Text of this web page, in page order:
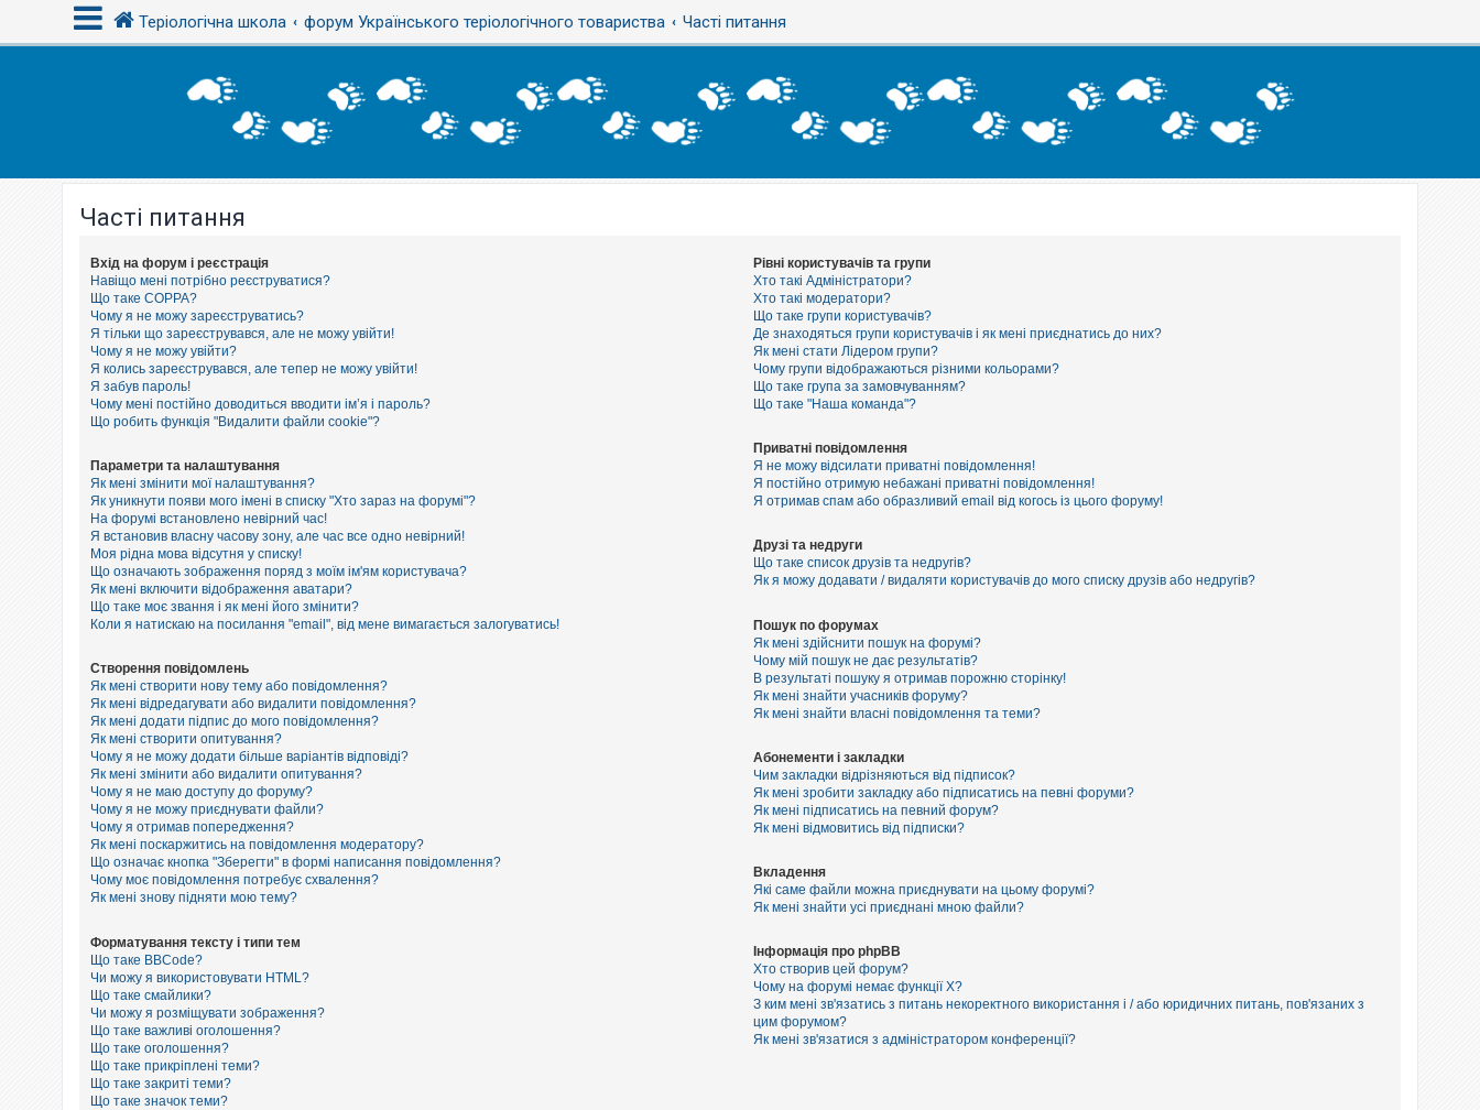
Теріологічна школа форум Українського теріологічного товариства Часті питання
Часті питання
Вхід на форум і реєстрація
Навіщо мені потрібно реєструватися?
Що таке COPPA?
Чому я не можу зареєструватись?
Я тільки що зареєструвався, але не можу увійти!
Чому я не можу увійти?
Я колись зареєструвався, але тепер не можу увійти!
Я забув пароль!
Чому мені постійно доводиться вводити ім’я і пароль?
Що робить функція "Видалити файли cookie"?
Параметри та налаштування
Як мені змінити мої налаштування?
Як уникнути появи мого імені в списку "Хто зараз на форумі"?
На форумі встановлено невірний час!
Я встановив власну часову зону, але час все одно невірний!
Моя рідна мова відсутня у списку!
Що означають зображення поряд з моїм ім'ям користувача?
Як мені включити відображення аватари?
Що таке моє звання і як мені його змінити?
Коли я натискаю на посилання "email", від мене вимагається залогуватись!
Створення повідомлень
Як мені створити нову тему або повідомлення?
Як мені відредагувати або видалити повідомлення?
Як мені додати підпис до мого повідомлення?
Як мені створити опитування?
Чому я не можу додати більше варіантів відповіді?
Як мені змінити або видалити опитування?
Чому я не маю доступу до форуму?
Чому я не можу приєднувати файли?
Чому я отримав попередження?
Як мені поскаржитись на повідомлення модератору?
Що означає кнопка "Зберегти" в формі написання повідомлення?
Чому моє повідомлення потребує схвалення?
Як мені знову підняти мою тему?
Форматування тексту і типи тем
Що таке BBCode?
Чи можу я використовувати HTML?
Що таке смайлики?
Чи можу я розміщувати зображення?
Що таке важливі оголошення?
Що таке оголошення?
Що таке прикріплені теми?
Що таке закриті теми?
Що таке значок теми?
Рівні користувачів та групи
Хто такі Адміністратори?
Хто такі модератори?
Що таке групи користувачів?
Де знаходяться групи користувачів і як мені приєднатись до них?
Як мені стати Лідером групи?
Чому групи відображаються різними кольорами?
Що таке група за замовчуванням?
Що таке "Наша команда"?
Приватні повідомлення
Я не можу відсилати приватні повідомлення!
Я постійно отримую небажані приватні повідомлення!
Я отримав спам або образливий email від когось із цього форуму!
Друзі та недруги
Що таке список друзів та недругів?
Як я можу додавати / видаляти користувачів до мого списку друзів або недругів?
Пошук по форумах
Як мені здійснити пошук на форумі?
Чому мій пошук не дає результатів?
В результаті пошуку я отримав порожню сторінку!
Як мені знайти учасників форуму?
Як мені знайти власні повідомлення та теми?
Абонементи і закладки
Чим закладки відрізняються від підписок?
Як мені зробити закладку або підписатись на певні форуми?
Як мені підписатись на певний форум?
Як мені відмовитись від підписки?
Вкладення
Які саме файли можна приєднувати на цьому форумі?
Як мені знайти усі приєднані мною файли?
Інформація про phpBB
Хто створив цей форум?
Чому на форумі немає функції X?
З ким мені зв'язатись з питань некоректного використання і / або юридичних питань, пов'язаних з
цим форумом?
Як мені зв'язатися з адміністратором конференції?